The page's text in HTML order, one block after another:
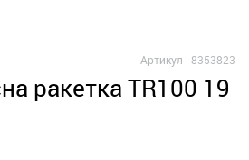
Артикул -8353823